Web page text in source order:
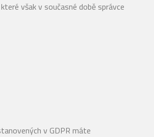
však v současné době správce
v GDPR máte